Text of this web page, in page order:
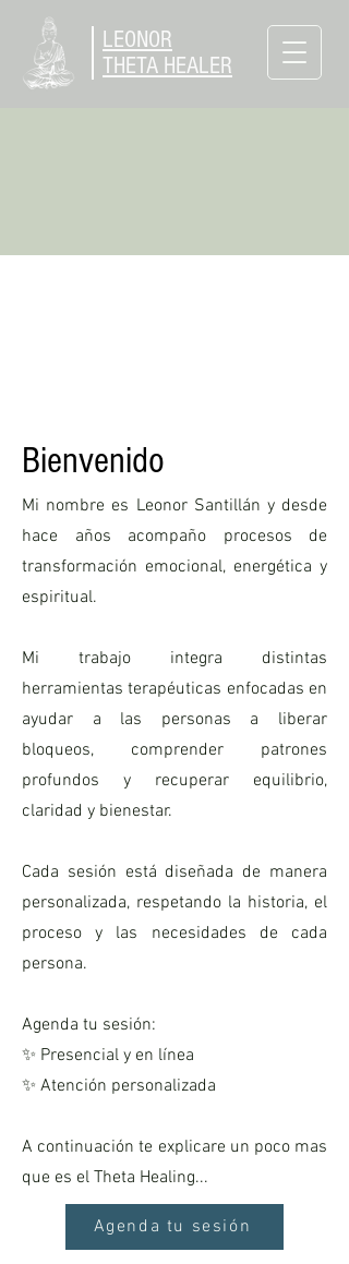
LEONOR
THETA HEALER
Bienvenido
Mi nombre es Leonor Santillán y desde
hace años acompaño procesos de
transformación emocional, energética y
espiritual.
Mi trabajo integra distintas
herramientas terapéuticas enfocadas en
ayudar a las personas a liberar
bloqueos, comprender patrones
profundos y recuperar equilibrio,
claridad y bienestar.
Cada sesión está diseñada de manera
personalizada, respetando la historia, el
proceso y las necesidades de cada
persona.
Agenda tu sesión:
✨ Presencial y en línea
✨ Atención personalizada
A continuación te explicare un poco mas
que es el Theta Healing...
Agenda tu sesión